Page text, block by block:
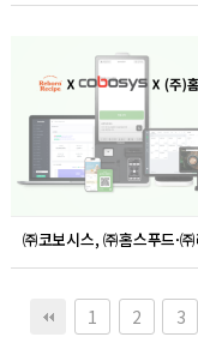
1 2 3